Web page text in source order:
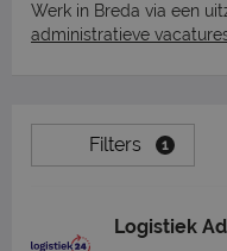
Werk in Breda via een
administratieve
Filters 1
Logistiek